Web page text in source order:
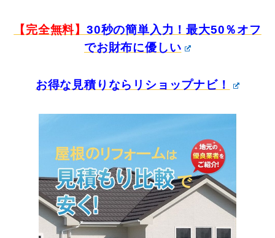
【完全無料】 30秒の簡単入力！最大50％オフ
でお財布に優しい
お得な見積りならリショップナビ！